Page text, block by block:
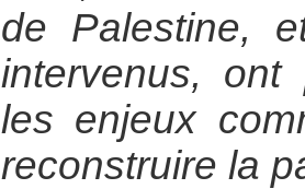
de Palestine,
intervenus, ont
les enjeux
reconstruire la